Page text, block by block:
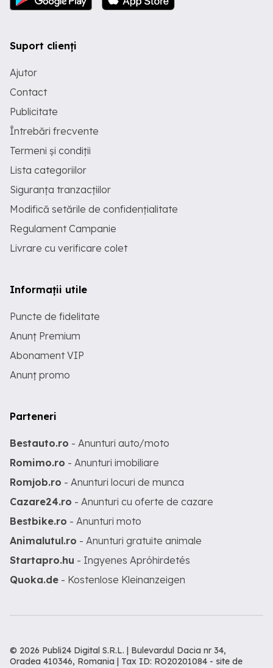
Suport clienți
Ajutor
Contact
Publicitate
Întrebări frecvente
Termeni și condiții
Lista categoriilor
Siguranța tranzacțiilor
Modifică setările de confidențialitate
Regulament Campanie
Livrare cu verificare colet
Informații utile
Puncte de fidelitate
Anunț Premium
Abonament VIP
Anunț promo
Parteneri
Bestauto.ro - Anunturi auto/moto
Romimo.ro - Anunturi imobiliare
Romjob.ro - Anunturi locuri de munca
Cazare24.ro - Anunturi cu oferte de cazare
Bestbike.ro - Anunturi moto
Animalutul.ro - Anunturi gratuite animale
Startapro.hu - Ingyenes Apróhirdetés
Quoka.de - Kostenlose Kleinanzeigen
© 2026 Publi24 Digital S.R.L. | Bulevardul Dacia nr 34,
Oradea 410346, Romania | Tax ID: RO20201084 - site de